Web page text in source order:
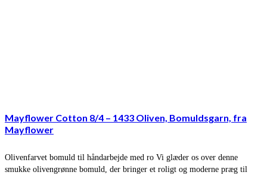
Mayflower Cotton 8/4 – 1433 Oliven, Bomuldsgarn, fra
Mayflower
Olivenfarvet bomuld til håndarbejde med ro Vi glæder os over denne
smukke olivengrønne bomuld, der bringer et roligt og moderne præg til